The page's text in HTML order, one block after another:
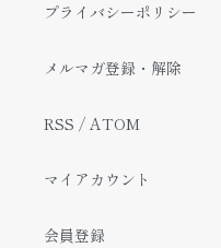
プライバシーポリシー
メルマガ登録・解除
RSS / ATOM
マイアカウント
会員登録